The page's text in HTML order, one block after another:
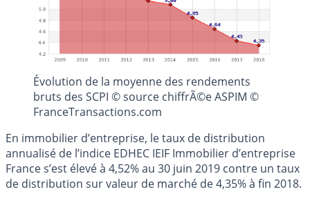
Évolution de la moyenne des rendements
bruts des SCPI © source chiffrÃ©e ASPIM ©
FranceTransactions.com
En immobilier d’entreprise, le taux de distribution
annualisé de l’indice EDHEC IEIF Immobilier d’entreprise
France s’est élevé à 4,52% au 30 juin 2019 contre un taux
de distribution sur valeur de marché de 4,35% à fin 2018.